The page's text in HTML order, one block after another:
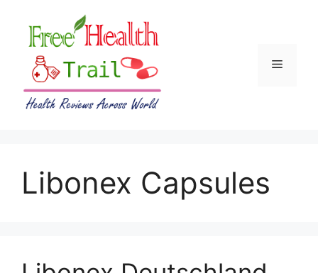
content
Menu
Libonex Capsules